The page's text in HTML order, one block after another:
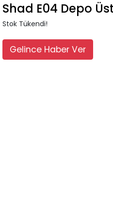
Shad E04 Depo
Stok Tükendi!
Gelince Haber Ver